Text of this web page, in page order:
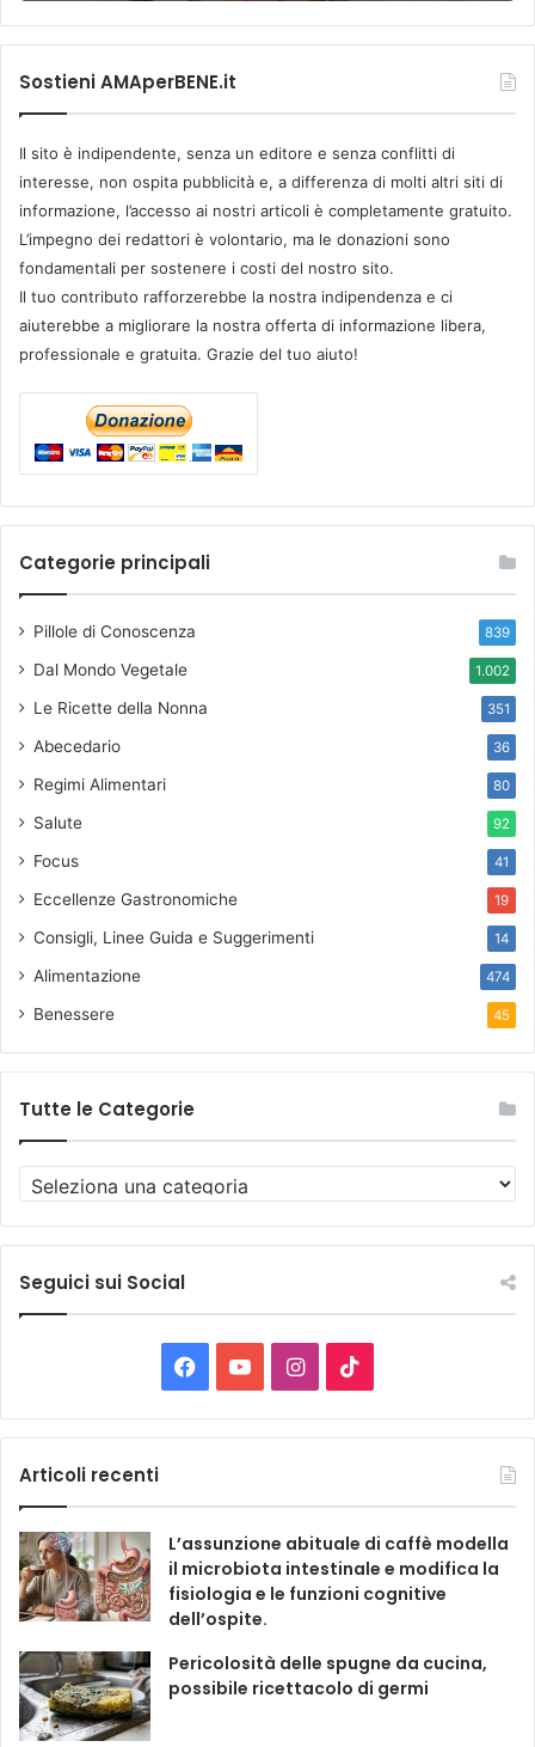
Sostieni AMAperBENE.it
Il sito è indipendente, senza un editore e senza conflitti di
interesse, non ospita pubblicità e, a differenza di molti altri siti di
informazione, l’accesso ai nostri articoli è completamente gratuito.
L’impegno dei redattori è volontario, ma le donazioni sono
fondamentali per sostenere i costi del nostro sito.
Il tuo contributo rafforzerebbe la nostra indipendenza e ci
aiuterebbe a migliorare la nostra offerta di informazione libera,
professionale e gratuita. Grazie del tuo aiuto!
Categorie principali
Pillole di Conoscenza 839
Dal Mondo Vegetale 1.002
Le Ricette della Nonna 351
Abecedario 36
Regimi Alimentari 80
Salute 92
Focus 41
Eccellenze Gastronomiche 19
Consigli, Linee Guida e Suggerimenti 14
Alimentazione 474
Benessere 45
Tutte le Categorie
u
t
e
o
r
i
e
Seguici sui Social
a
e
b
o
o
k
o
T
u
b
e
I
n
t
a
g
r
a
i
T
o
k
Articoli recenti
L’assunzione abituale di caffè modella
il microbiota intestinale e modifica la
fisiologia e le funzioni cognitive
dell’ospite.
Pericolosità delle spugne da cucina,
possibile ricettacolo di germi